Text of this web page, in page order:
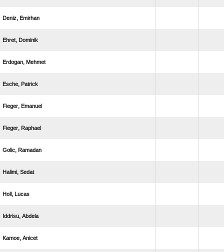
 
 
 
 
 
 
 
 
 
 
 